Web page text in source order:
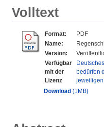
Volltext
Format:
PDF
Name:
Version:
Verfügbar
mit der
Lizenz
bedürfen
Download (1MB)